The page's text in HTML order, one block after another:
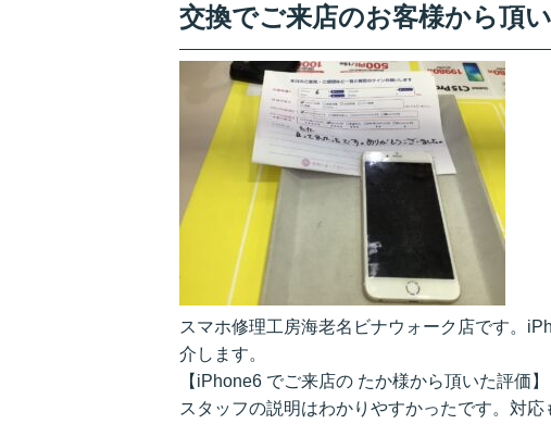
交換でご来店のお客様から頂
スマホ修理工房海老名ビナウォーク店です。
介します。
【iPhone6 でご来店の たか様から頂いた評価】
スタッフの説明はわかりやすかったです。対応